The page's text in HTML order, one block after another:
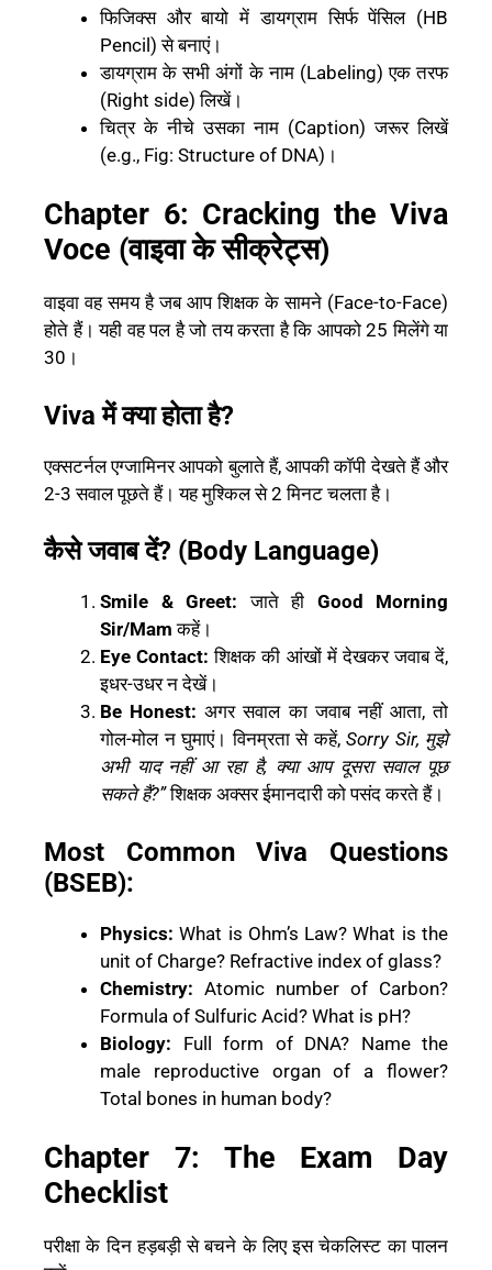
फिजिक्स और बायो में डायग्राम सिर्फ पेंसिल (HB
Pencil) से बनाएं।
डायग्राम के सभी अंगों के नाम (Labeling) एक तरफ
(Right side) लिखें।
चित्र के नीचे उसका नाम (Caption) जरूर लिखें
(e.g., Fig: Structure of DNA)।
Chapter 6: Cracking the Viva
Voce (वाइवा के सीक्रेट्स)
वाइवा वह समय है जब आप शिक्षक के सामने (Face-to-Face)
होते हैं। यही वह पल है जो तय करता है कि आपको 25 मिलेंगे या
30।
Viva में क्या होता है?
एक्सटर्नल एग्जामिनर आपको बुलाते हैं, आपकी कॉपी देखते हैं और
2-3 सवाल पूछते हैं। यह मुश्किल से 2 मिनट चलता है।
कैसे जवाब दें? (Body Language)
Smile & Greet: जाते ही Good Morning
Sir/Mam कहें।
Eye Contact: शिक्षक की आंखों में देखकर जवाब दें,
इधर-उधर न देखें।
Be Honest: अगर सवाल का जवाब नहीं आता, तो
गोल-मोल न घुमाएं। विनम्रता से कहें, Sorry Sir, मुझे
अभी याद नहीं आ रहा है, क्या आप दूसरा सवाल पूछ
सकते हैं?”शिक्षक अक्सर ईमानदारी को पसंद करते हैं।
Most Common Viva Questions
(BSEB):
Physics: What is Ohm’s Law? What is the
unit of Charge? Refractive index of glass?
Chemistry: Atomic number of Carbon?
Formula of Sulfuric Acid? What is pH?
Biology: Full form of DNA? Name the
male reproductive organ of a flower?
Total bones in human body?
Chapter 7: The Exam Day
Checklist
परीक्षा के दिन हड़बड़ी से बचने के लिए इस चेकलिस्ट का पालन